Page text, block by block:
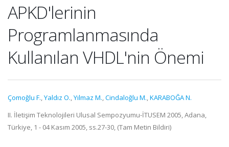
APKD'lerinin
Programlanmasında
Kullanılan VHDL'nin Önemi
Çomoğlu F.,Yaldız O.,Yılmaz M.,Cindaloğlu M.,KARABOĞA N.
II. İletişim Teknolojileri Ulusal Sempozyumu-İTUSEM 2005, Adana,
Türkiye, 1 - 04 Kasım 2005, ss.27-30, (Tam Metin Bildiri)